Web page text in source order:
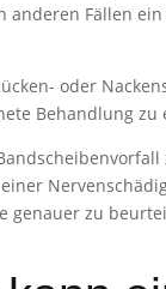
anderen Fällen
oder
Behandlung
genauer zu